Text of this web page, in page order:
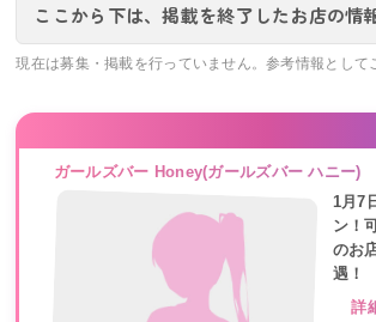
ここから下は、掲載を終了したお店の情
現在は募集・掲載を行っていません。参考情報として
ガールズバー Honey(ガールズバー ハニー)
1月7
ン！
のお
遇！
詳